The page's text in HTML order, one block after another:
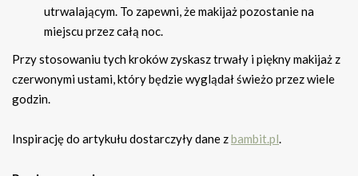
utrwalającym. To zapewni, że makijaż pozostanie na
miejscu przez całą noc.
Przy stosowaniu tych kroków zyskasz trwały i piękny makijaż z
czerwonymi ustami, który będzie wyglądał świeżo przez wiele
godzin.
Inspirację do artykułu dostarczyły dane zbambit.pl.